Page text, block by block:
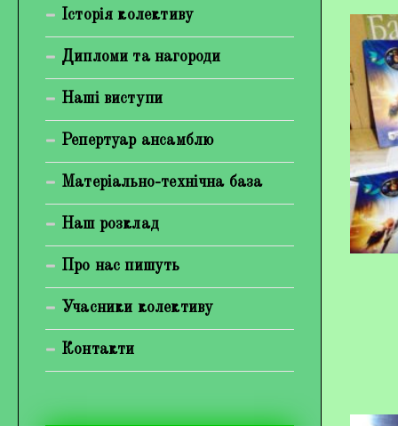
Гладун Вероніка Олегівна
Богуненко Денис Олександрович
Гірієнко Ірина Михайлівна
Відеогалерея
Фотогалерея
Історія колективу
Дипломи та нагороди
Наші виступи
Репертуар ансамблю
Матеріально-технічна база
Наш розклад
Про нас пишуть
Учасники колективу
Контакти